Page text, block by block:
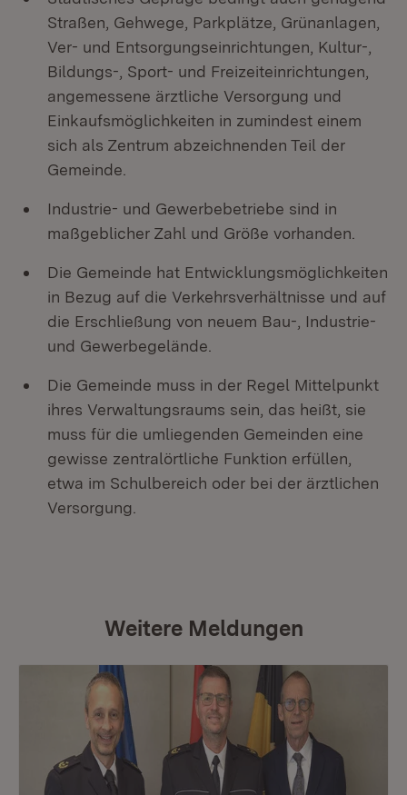
Straßen, Gehwege, Parkplätze, Grünanlagen,
Ver- und Entsorgungseinrichtungen, Kultur-,
Bildungs-, Sport- und Freizeiteinrichtungen,
angemessene ärztliche Versorgung und
Einkaufsmöglichkeiten in zumindest einem
sich als Zentrum abzeichnenden Teil der
Gemeinde.
Industrie- und Gewerbebetriebe sind in
maßgeblicher Zahl und Größe vorhanden.
Die Gemeinde hat Entwicklungsmöglichkeiten
in Bezug auf die Verkehrsverhältnisse und auf
die Erschließung von neuem Bau-, Industrie-
und Gewerbegelände.
Die Gemeinde muss in der Regel Mittelpunkt
ihres Verwaltungsraums sein, das heißt, sie
muss für die umliegenden Gemeinden eine
gewisse zentralörtliche Funktion erfüllen,
etwa im Schulbereich oder bei der ärztlichen
Versorgung.
Weitere Meldungen